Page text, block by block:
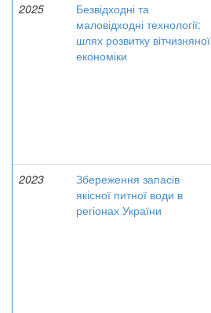
2025
Безвідходні та
маловідходні технології:
шлях розвитку вітчизняної
економіки
2023
Збереження запасів
якісної питної води в
регіонах України